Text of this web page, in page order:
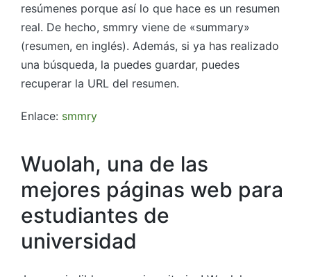
resúmenes porque así lo que hace es un resumen
real. De hecho, smmry viene de «summary»
(resumen, en inglés). Además, si ya has realizado
una búsqueda, la puedes guardar, puedes
recuperar la URL del resumen.
Enlace: smmry
Wuolah, una de las
mejores páginas web para
estudiantes de
universidad